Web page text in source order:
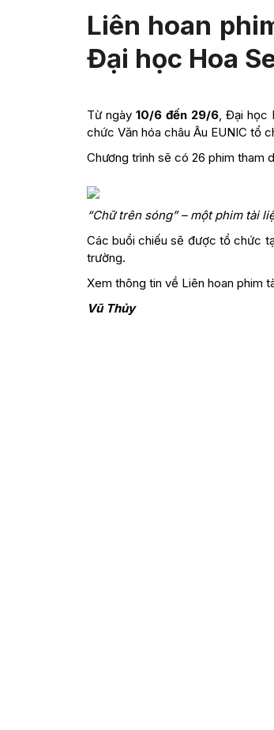
Liên hoan
Đại học Hoa
Từ ngày 10/6 đến 29/6, Đại học
chức Văn hóa châu Âu EUNIC tổ
Chương trình sẽ có 26 phim tham
“Chữ trên sóng” – một phim tài
Các buổi chiếu sẽ được tổ chức
trường.
Xem thông tin về Liên hoan phim
Vũ Thủy